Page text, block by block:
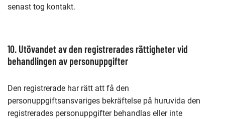
senast tog kontakt.
10. Utövandet av den registrerades rättigheter vid
behandlingen av personuppgifter
Den registrerade har rätt att få den
personuppgiftsansvariges bekräftelse på huruvida den
registrerades personuppgifter behandlas eller inte